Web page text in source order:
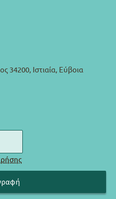
Ιστιαία, Εύβοια